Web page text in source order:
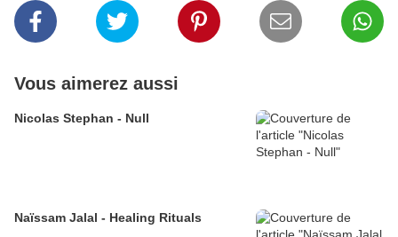
Vous aimerez aussi
Nicolas Stephan - Null
Naïssam Jalal - Healing Rituals